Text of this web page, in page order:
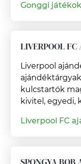
Gonggi játékok
LIVERPOOL
Liverpool
kulcstartók
kivitel, egyedi,
Liverpool FC